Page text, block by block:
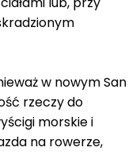
w nowym San
rzeczy do
morskie i
na rowerze,